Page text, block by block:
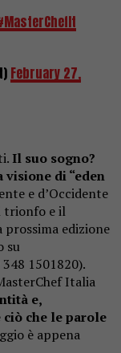
February 27,
Il suo sogno?
di “eden
e d’Occidente
trionfo e il
edizione
su
1501820).
Italia
e,
che le parole
è appena